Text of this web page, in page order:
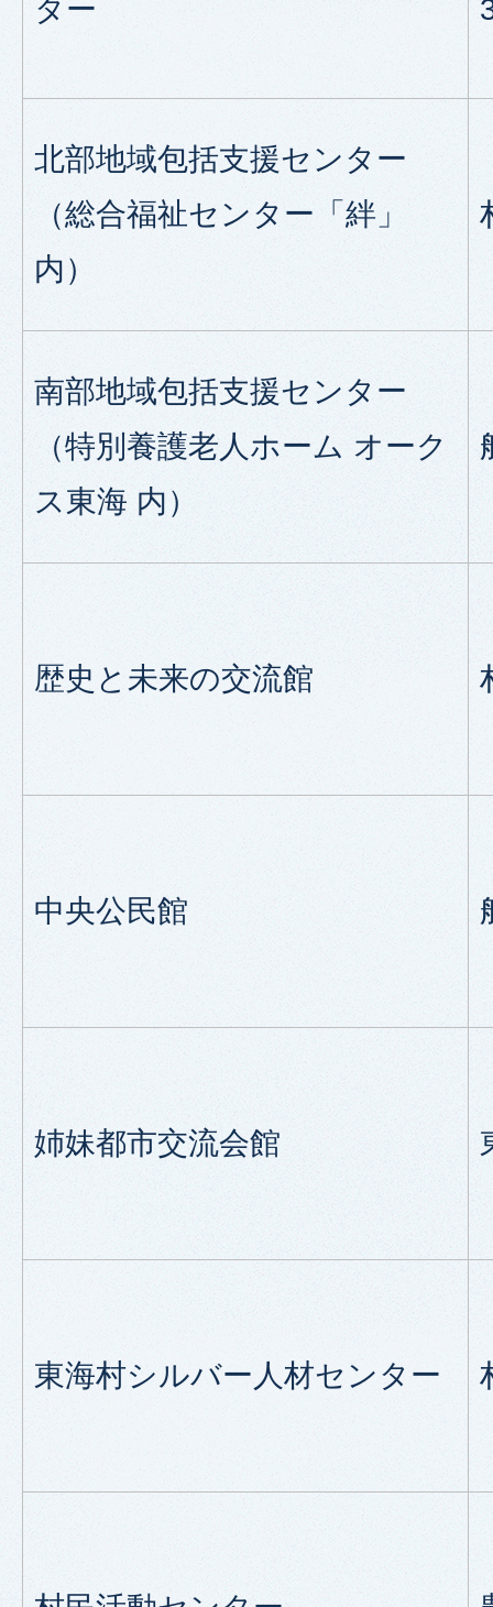
ター
北部地域包括支援センター
（総合福祉センター「絆」
内）
南部地域包括支援センター
（特別養護老人ホーム オーク
ス東海 内）
歴史と未来の交流館
中央公民館
姉妹都市交流会館
東海村シルバー人材センター